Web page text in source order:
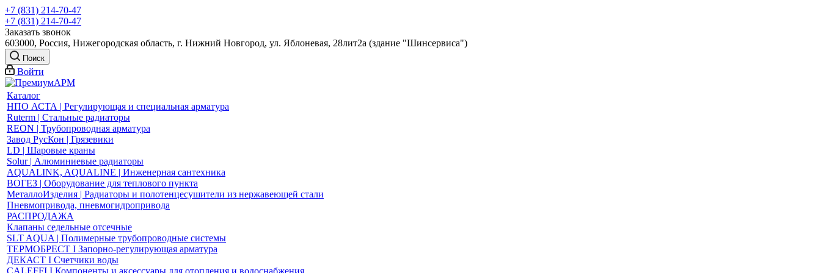
+7 (831) 214-70-47
+7 (831) 214-70-47
Заказать звонок
603000, Россия, Нижегородская область, г. Нижний Новгород, ул. Яблоневая, 28лит2а (здание "Шинсервиса")
Поиск
Войти
Каталог
НПО АСТА | Регулирующая и специальная арматура
Ruterm | Стальные радиаторы
REON | Трубопроводная арматура
Завод РусКон | Грязевики
LD | Шаровые краны
Solur | Алюминиевые радиаторы
AQUALINK, AQUALINE | Инженерная сантехника
ВОГЕЗ | Оборудование для теплового пункта
МеталлоИзделия | Радиаторы и полотенцесушители из нержавеющей стали
Пневмопривода, пневмогидропривода
РАСПРОДАЖА
Клапаны седельные отсечные
SLT AQUA | Полимерные трубопроводные системы
ТЕРМОБРЕСТ І Запорно-регулирующая арматура
ДЕКАСТ І Счетчики воды
CALEFFI І Компоненты и аксессуары для отопления и водоснабжения